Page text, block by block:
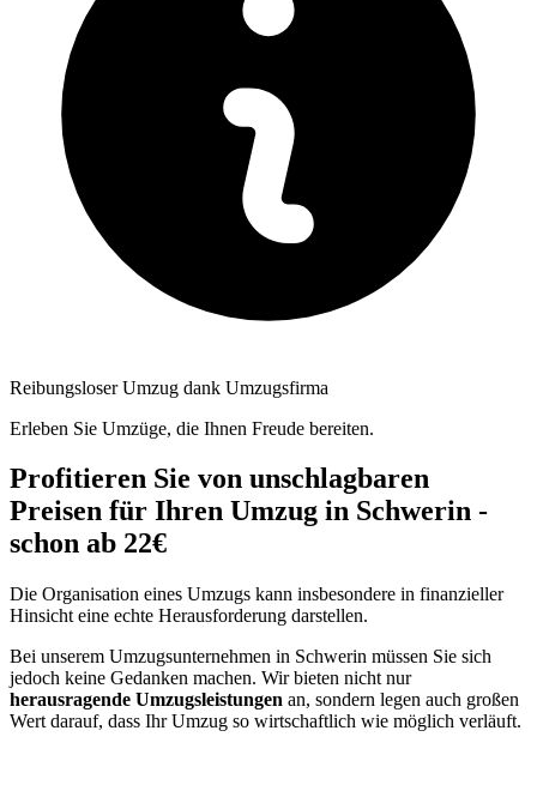
Reibungsloser Umzug dank Umzugsfirma
Erleben Sie Umzüge, die Ihnen Freude bereiten.
Profitieren Sie von unschlagbaren
Preisen für Ihren Umzug in Schwerin -
schon ab 22€
Die Organisation eines Umzugs kann insbesondere in finanzieller
Hinsicht eine echte Herausforderung darstellen.
Bei unserem Umzugsunternehmen in Schwerin müssen Sie sich
jedoch keine Gedanken machen. Wir bieten nicht nur
herausragende Umzugsleistungen an, sondern legen auch großen
Wert darauf, dass Ihr Umzug so wirtschaftlich wie möglich verläuft.